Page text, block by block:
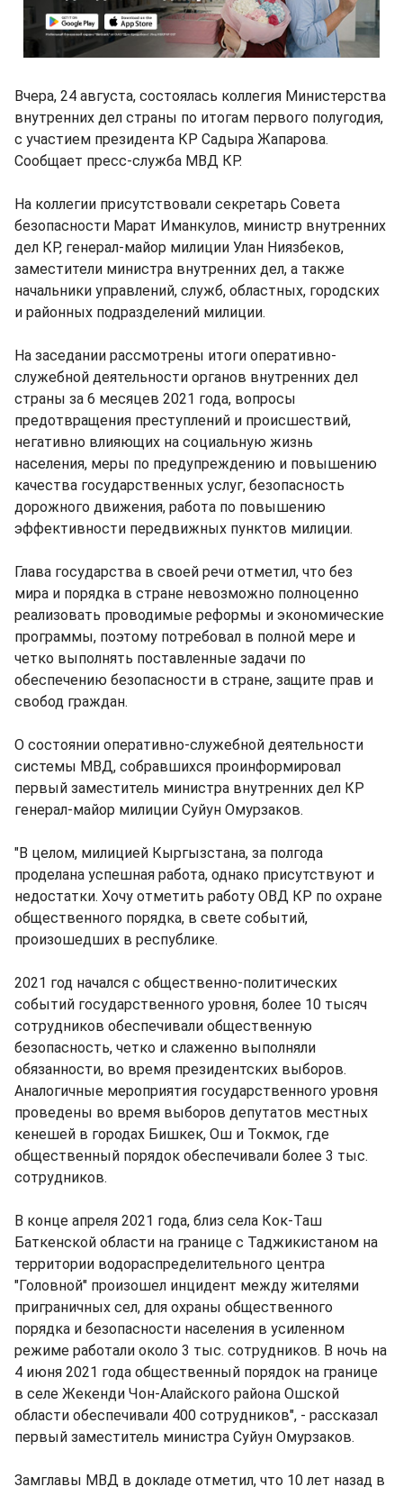
Вчера, 24 августа, состоялась коллегия Министерства
внутренних дел страны по итогам первого полугодия,
с участием президента КР Садыра Жапарова.
Сообщает пресс-служба МВД КР.
На коллегии присутствовали секретарь Совета
безопасности Марат Иманкулов, министр внутренних
дел КР, генерал-майор милиции Улан Ниязбеков,
заместители министра внутренних дел, а также
начальники управлений, служб, областных, городских
и районных подразделений милиции.
На заседании рассмотрены итоги оперативно-
служебной деятельности органов внутренних дел
страны за 6 месяцев 2021 года, вопросы
предотвращения преступлений и происшествий,
негативно влияющих на социальную жизнь
населения, меры по предупреждению и повышению
качества государственных услуг, безопасность
дорожного движения, работа по повышению
эффективности передвижных пунктов милиции.
Глава государства в своей речи отметил, что без
мира и порядка в стране невозможно полноценно
реализовать проводимые реформы и экономические
программы, поэтому потребовал в полной мере и
четко выполнять поставленные задачи по
обеспечению безопасности в стране, защите прав и
свобод граждан.
О состоянии оперативно-служебной деятельности
системы МВД, собравшихся проинформировал
первый заместитель министра внутренних дел КР
генерал-майор милиции Суйун Омурзаков.
"В целом, милицией Кыргызстана, за полгода
проделана успешная работа, однако присутствуют и
недостатки. Хочу отметить работу ОВД КР по охране
общественного порядка, в свете событий,
произошедших в республике.
2021 год начался с общественно-политических
событий государственного уровня, более 10 тысяч
сотрудников обеспечивали общественную
безопасность, четко и слаженно выполняли
обязанности, во время президентских выборов.
Аналогичные мероприятия государственного уровня
проведены во время выборов депутатов местных
кенешей в городах Бишкек, Ош и Токмок, где
общественный порядок обеспечивали более 3 тыс.
сотрудников.
В конце апреля 2021 года, близ села Кок-Таш
Баткенской области на границе с Таджикистаном на
территории водораспределительного центра
"Головной" произошел инцидент между жителями
приграничных сел, для охраны общественного
порядка и безопасности населения в усиленном
режиме работали около 3 тыс. сотрудников. В ночь на
4 июня 2021 года общественный порядок на границе
в селе Жекенди Чон-Алайского района Ошской
области обеспечивали 400 сотрудников", - рассказал
первый заместитель министра Суйун Омурзаков.
Замглавы МВД в докладе отметил, что 10 лет назад в